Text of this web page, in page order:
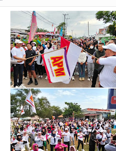
Polsek Tanah Abang Tampung
Prabumulih Imbau Masyarakat Hindari
Solid, Kunjungan Kerja Bahas
Polri Dampingi Evaluasi Tata Kelola
Mulai Kerjakan Penggantian Platdeker
Pelaku Pembobolan Rumah di Prambatan
Jadi Contoh, Bupati PALI Ajak Seluruh